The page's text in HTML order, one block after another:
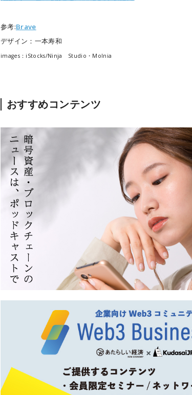
参考:Brave
デザイン：一本寿和
images：iStocks/Ninja Studio・Molnia
おすすめコンテンツ